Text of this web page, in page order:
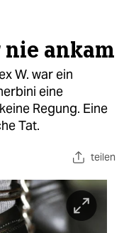
nie ankam
W. war ein
eine
Regung. Eine
Tat.
teilen